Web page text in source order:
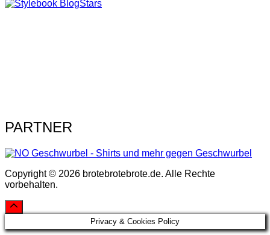
PARTNER
Copyright © 2026 brotebrotebrote.de. Alle Rechte
vorbehalten.
Privacy & Cookies Policy